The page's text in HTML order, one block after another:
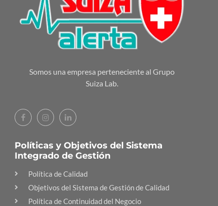
Somos una empresa perteneciente al Grupo
Suiza Lab.
Políticas y Objetivos del Sistema
Integrado de Gestión
Política de Calidad
Objetivos del Sistema de Gestión de Calidad
Política de Continuidad del Negocio